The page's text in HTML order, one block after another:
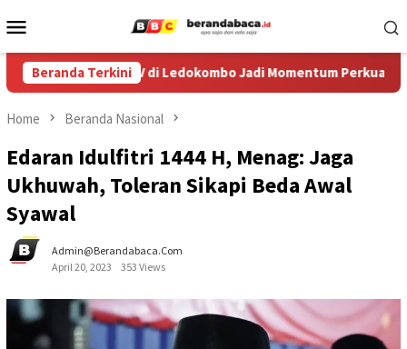
to
Menu
Beranda Terkini
Egrang ke-XIV di Ledokombo Jadi Momentum Perkuat Ruang
Home Beranda Nasional
Edaran Idulfitri 1444 H, Menag: Jaga
Ukhuwah, Toleran Sikapi Beda Awal
Syawal
Admin@berandabaca.com
April 20, 2023
353 Views